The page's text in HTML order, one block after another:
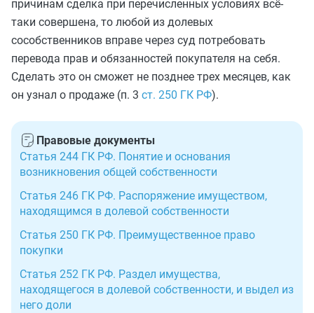
причинам сделка при перечисленных условиях всё-
таки совершена, то любой из долевых
сособственников вправе через суд потребовать
перевода прав и обязанностей покупателя на себя.
Сделать это он сможет не позднее трех месяцев, как
он узнал о продаже (п. 3 ст. 250 ГК РФ).
Правовые документы
Статья 244 ГК РФ. Понятие и основания
возникновения общей собственности
Статья 246 ГК РФ. Распоряжение имуществом,
находящимся в долевой собственности
Статья 250 ГК РФ. Преимущественное право
покупки
Статья 252 ГК РФ. Раздел имущества,
находящегося в долевой собственности, и выдел из
него доли